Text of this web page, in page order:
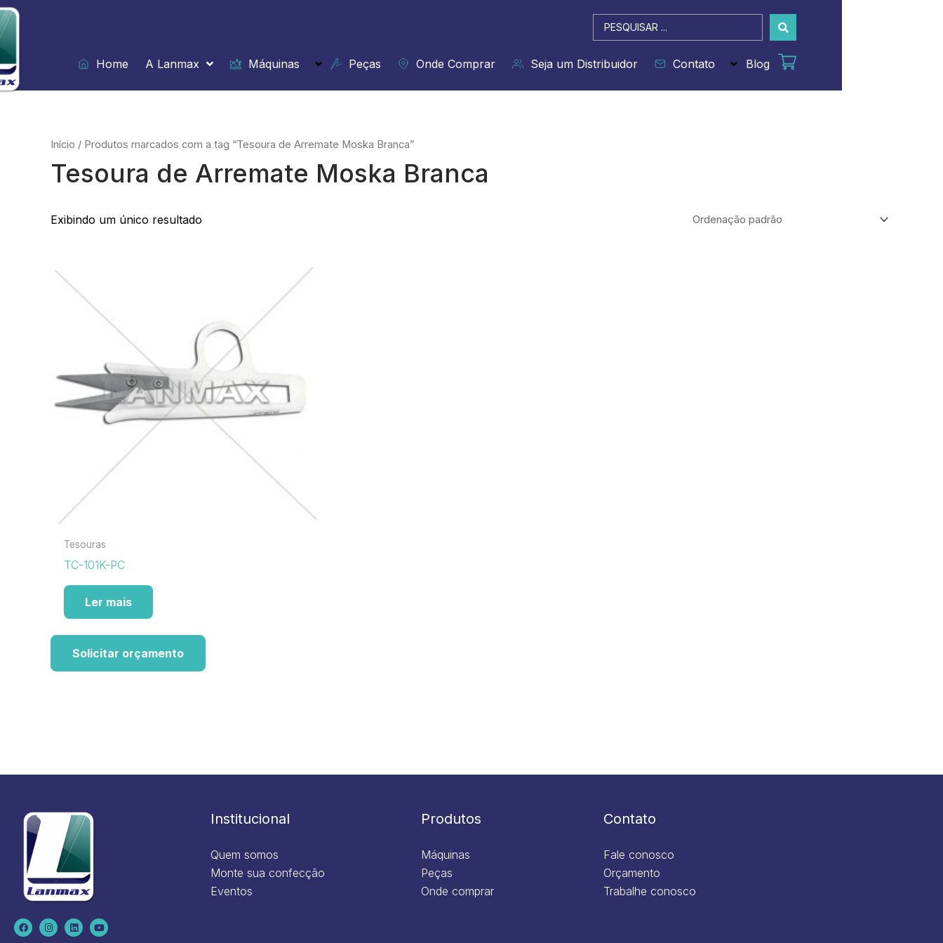
Ir
para
o
conteúdo
Pesquisar
...
Home
A Lanmax Máquinas Peças Onde Comprar Seja um Distribuidor Contato Blog
Início / Produtos marcados com a tag “Tesoura de Arremate Moska Branca”
Tesoura de Arremate Moska Branca
Exibindo um único resultado
Tesouras
TC-101K-PC
Ler mais
Solicitar orçamento
F
a
c
I
n
s
L
i
n
Y
o
u
Institucional
Quem somos
Monte sua confecção
Eventos
Produtos
Máquinas
Peças
Onde comprar
Contato
Fale conosco
Orçamento
Trabalhe conosco